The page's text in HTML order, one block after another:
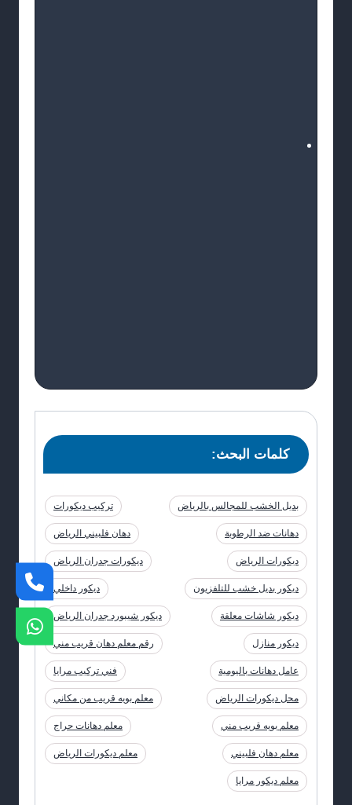
كلمات البحث:
بديل الخشب للمجالس بالرياض تركيب ديكورات
دهانات ضد الرطوبة دهان فلبيني الرياض
ديكورات الرياض ديكورات جدران الرياض
ديكور بديل خشب للتلفزيون ديكور داخلي
ديكور شاشات معلقة ديكور شيبورد جدران الرياض
ديكور منازل رقم معلم دهان قريب مني
عامل دهانات باليومية فني تركيب مرايا
محل ديكورات الرياض معلم بويه قريب من مكاني
معلم بويه قريب مني معلم دهانات حراج
معلم دهان فلبيني معلم ديكورات الرياض
معلم ديكور مرايا